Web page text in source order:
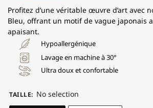
Profitez d’une véritable œuvre d’art avec
Bleu, offrant un motif de vague japonais
apaisant.
Hypoallergénique
Lavage en machine à 30°
Ultra doux et confortable
TAILLE: No selection